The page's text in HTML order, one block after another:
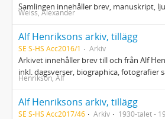
Samlingen innehåller brev, manuskript,
Weiss, Alexander
Alf Henriksons arkiv, tillägg
SE S-HS Acc2016/1 Arkiv
Arkivet innehåller brev till och från Alf
inkl. dagsverser, biographica, fotografier
Henrikson, Alf
Alf Henriksons arkiv, tillägg
SE S-HS Acc2017/46 Arkiv 1930-talet -